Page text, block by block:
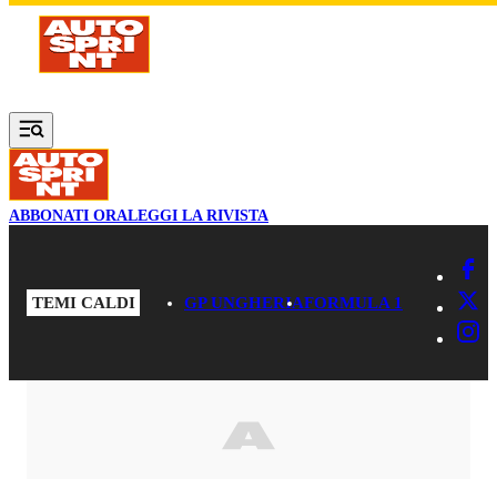
Vai al contenuto principale
ABBONATI ORALEGGI LA RIVISTA
TEMI CALDI GP UNGHERIAFORMULA 1